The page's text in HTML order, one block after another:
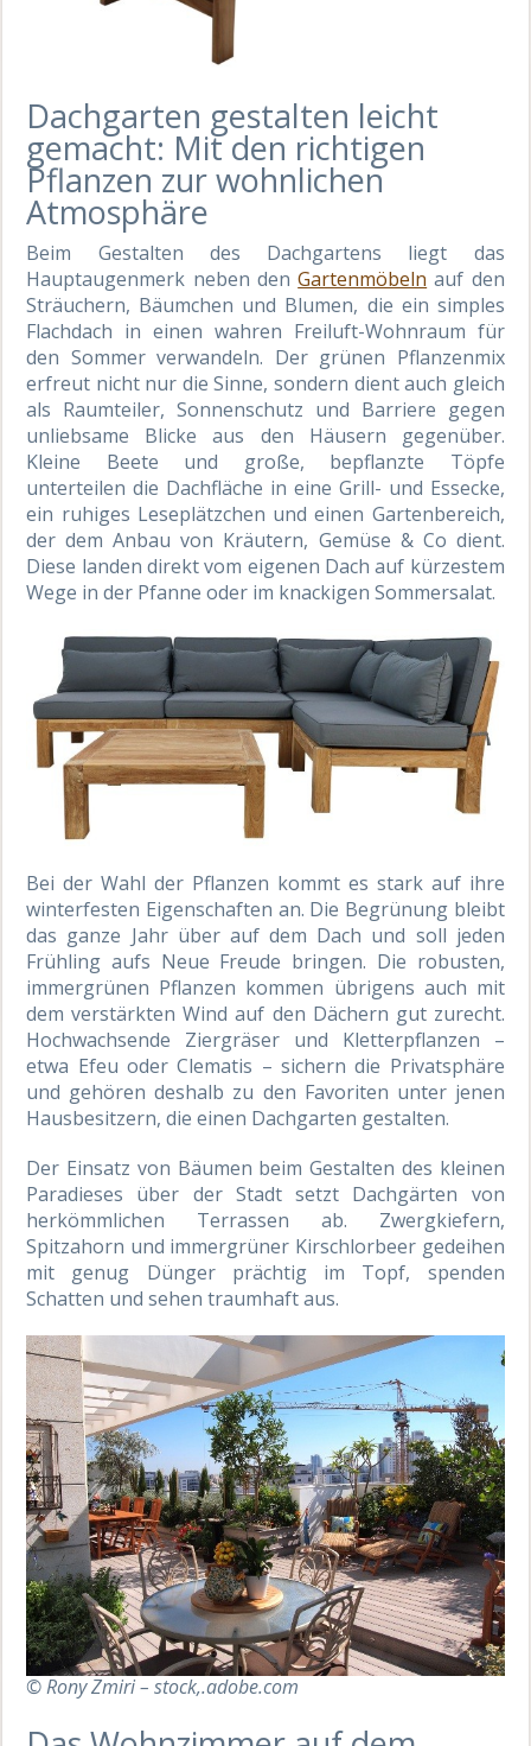
Dachgarten gestalten leicht
gemacht: Mit den richtigen
Pflanzen zur wohnlichen
Atmosphäre
Beim Gestalten des Dachgartens liegt das
Hauptaugenmerk neben denGartenmöbeln auf den
Sträuchern, Bäumchen und Blumen, die ein simples
Flachdach in einen wahren Freiluft-Wohnraum für
den Sommer verwandeln. Der grünen Pflanzenmix
erfreut nicht nur die Sinne, sondern dient auch gleich
als Raumteiler, Sonnenschutz und Barriere gegen
unliebsame Blicke aus den Häusern gegenüber.
Kleine Beete und große, bepflanzte Töpfe
unterteilen die Dachfläche in eine Grill- und Essecke,
ein ruhiges Leseplätzchen und einen Gartenbereich,
der dem Anbau von Kräutern, Gemüse & Co dient.
Diese landen direkt vom eigenen Dach auf kürzestem
Wege in der Pfanne oder im knackigen Sommersalat.
Bei der Wahl der Pflanzen kommt es stark auf ihre
winterfesten Eigenschaften an. Die Begrünung bleibt
das ganze Jahr über auf dem Dach und soll jeden
Frühling aufs Neue Freude bringen. Die robusten,
immergrünen Pflanzen kommen übrigens auch mit
dem verstärkten Wind auf den Dächern gut zurecht.
Hochwachsende Ziergräser und Kletterpflanzen –
etwa Efeu oder Clematis – sichern die Privatsphäre
und gehören deshalb zu den Favoriten unter jenen
Hausbesitzern, die einen Dachgarten gestalten.
Der Einsatz von Bäumen beim Gestalten des kleinen
Paradieses über der Stadt setzt Dachgärten von
herkömmlichen Terrassen ab. Zwergkiefern,
Spitzahorn und immergrüner Kirschlorbeer gedeihen
mit genug Dünger prächtig im Topf, spenden
Schatten und sehen traumhaft aus.
© Rony Zmiri – stock,.adobe.com